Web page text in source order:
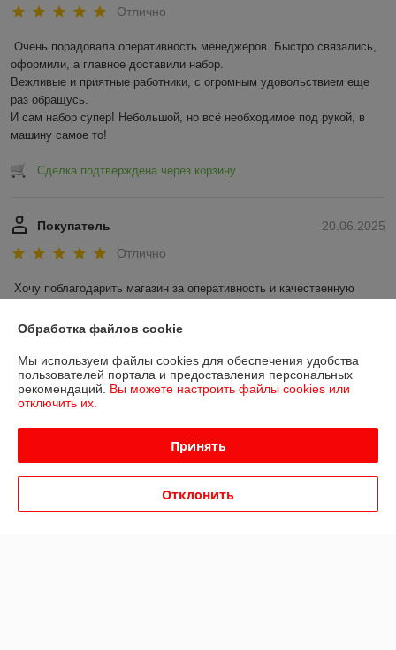
Отлично
Очень порадовала оперативность менеджеров. Быстро связались,
оформили, а главное доставили набор.
Вежливые и приятные работники, с огромным удовольствием еще
раз обращусь.
И сам набор супер! Небольшой, но всё необходимое под рукой, в
машину самое то!
Сделка подтверждена через корзину
20.06.2025
Покупатель
Отлично
Хочу поблагодарить магазин за оперативность и качественную
Быстро подтвердили заказ и наличие товара, удобное расположение
Буду рекомендовать друзьям!
Сделка подтверждена через корзину
Обработка файлов cookie
Мы используем файлы cookies для обеспечения удобства
пользователей портала и предоставления персональных
рекомендаций. Вы можете настроить файлы cookies или
отключить их.
Принять
Отклонить